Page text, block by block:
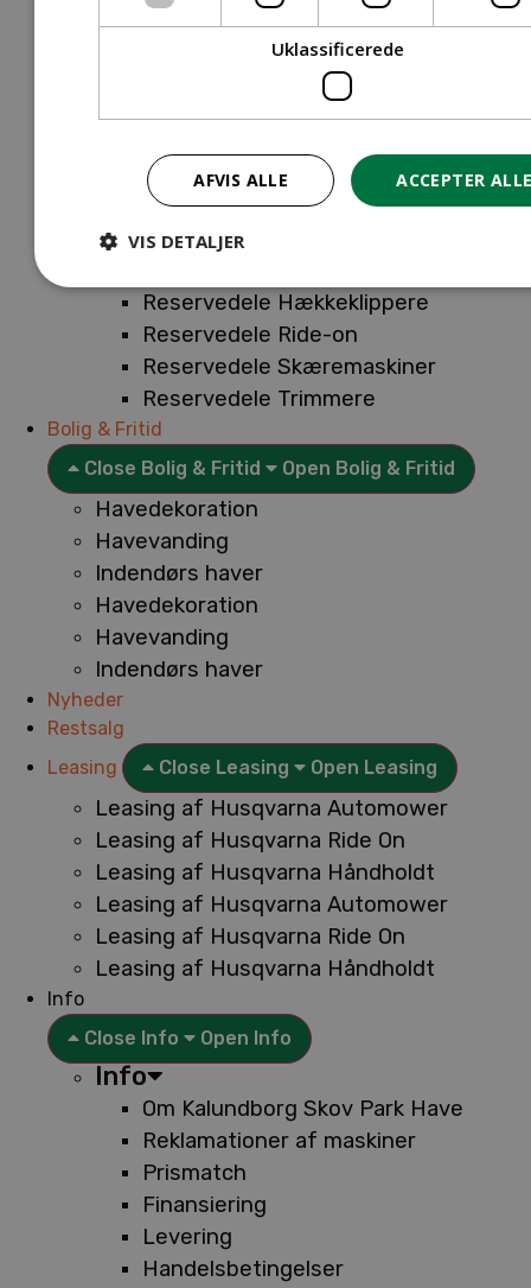
Tilbehør Robotplæneklipper
Tilbehør Walk Behind
Reservedele Løvblæsere
Reservedele Motorsave
Reservedele Plæneklippere
Reservedele Hækkeklippere
Reservedele Ride-on
Reservedele Skæremaskiner
Reservedele Trimmere
Bolig & Fritid
Close Bolig & Fritid
Open Bolig & Fritid
Havedekoration
Havevanding
Indendørs haver
Havedekoration
Havevanding
Indendørs haver
Nyheder
Restsalg
Leasing
Close Leasing Open Leasing
Leasing af Husqvarna Automower
Leasing af Husqvarna Ride On
Leasing af Husqvarna Håndholdt
Leasing af Husqvarna Automower
Leasing af Husqvarna Ride On
Leasing af Husqvarna Håndholdt
Info
Close Info
Open Info
Info
Om Kalundborg Skov Park Have
Reklamationer af maskiner
Prismatch
Finansiering
Levering
Handelsbetingelser
Uklassificerede
ACCEPTER
AFVIS ALLE
VIS DETALJER